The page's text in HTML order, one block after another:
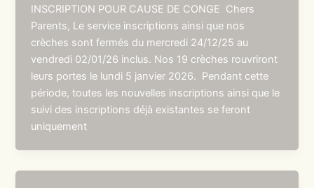
INSCRIPTION POUR CAUSE DE CONGE Chers
Parents, Le service inscriptions ainsi que nos
crèches sont fermés du mercredi 24/12/25 au
vendredi 02/01/26 inclus. Nos 19 crèches rouvriront
leurs portes le lundi 5 janvier 2026. Pendant cette
période, toutes les nouvelles inscriptions ainsi que le
suivi des inscriptions déjà existantes se feront
uniquement